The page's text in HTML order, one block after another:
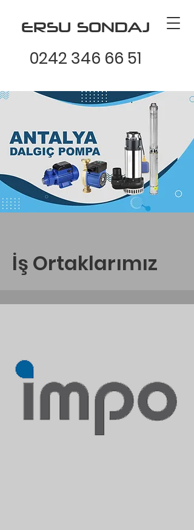
ERSU SONDAJ
0242 346 66 51
İş Ortaklarımız